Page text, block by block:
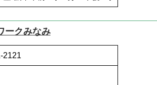
ークみなみ
2121